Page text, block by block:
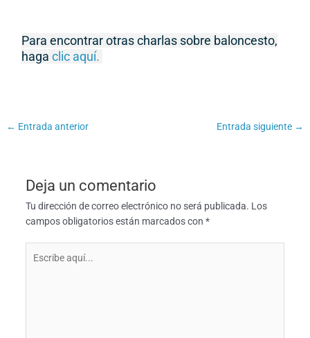
Para encontrar otras charlas sobre baloncesto,
hagaclic aquí.
← Entrada anterior Entrada siguiente →
Deja un comentario
Tu dirección de correo electrónico no será publicada. Los
campos obligatorios están marcados con *
aquí...